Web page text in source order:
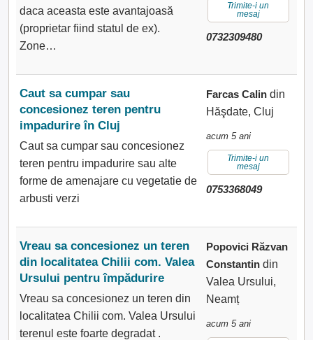
daca aceasta este avantajoasă
(proprietar fiind statul de ex).
Zone…
Trimite-i un
mesaj
0732309480
Caut sa cumpar sau
concesionez teren pentru
impadurire în Cluj
Caut sa cumpar sau concesionez
teren pentru impadurire sau alte
forme de amenajare cu vegetatie de
arbusti verzi
Farcas Calindin
Hăşdate, Cluj
acum 5 ani
Trimite-i un
mesaj
0753368049
Vreau sa concesionez un teren
din localitatea Chilii com. Valea
Ursului pentru împădurire
Vreau sa concesionez un teren din
localitatea Chilii com. Valea Ursului
terenul este foarte degradat .
Popovici Răzvan
Constantindin
Valea Ursului,
Neamț
acum 5 ani